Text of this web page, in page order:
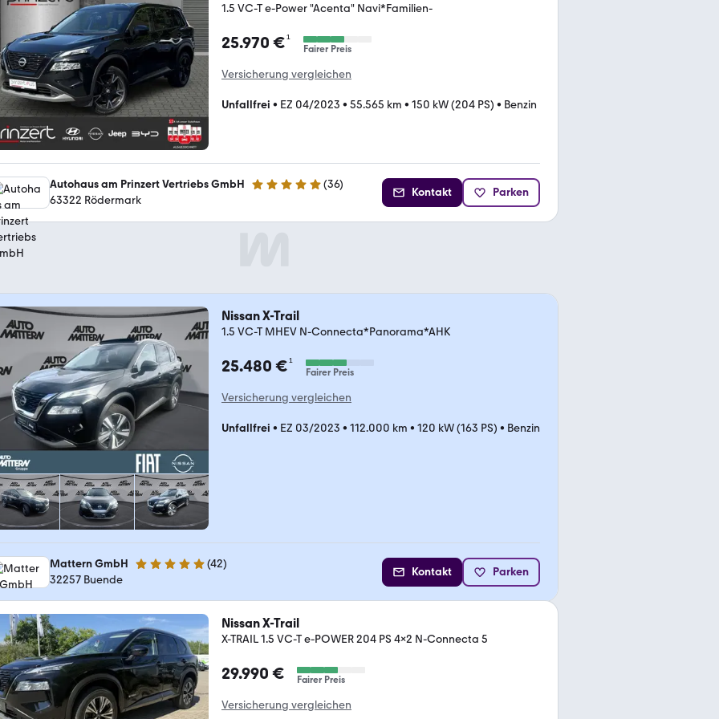
1.5 VC-T e-Power "Acenta" Navi*Familien-
25.970 €¹
Fairer Preis
Versicherung vergleichen
Unfallfrei • EZ 04/2023 • 55.565 km • 150 kW (204 PS) • Benzin
Autohaus am Prinzert Vertriebs GmbH 4.8 Sterne (36)
63322 Rödermark
Kontakt Parken
Nissan X-Trail
1.5 VC-T MHEV N-Connecta*Panorama*AHK
25.480 €¹
Fairer Preis
Versicherung vergleichen
Unfallfrei • EZ 03/2023 • 112.000 km • 120 kW (163 PS) • Benzin
Mattern GmbH 4.9 Sterne (42)
32257 Buende
Kontakt Parken
Nissan X-Trail
X-TRAIL 1.5 VC-T e-POWER 204 PS 4x2 N-Connecta 5
29.990 € Fairer Preis
Versicherung vergleichen